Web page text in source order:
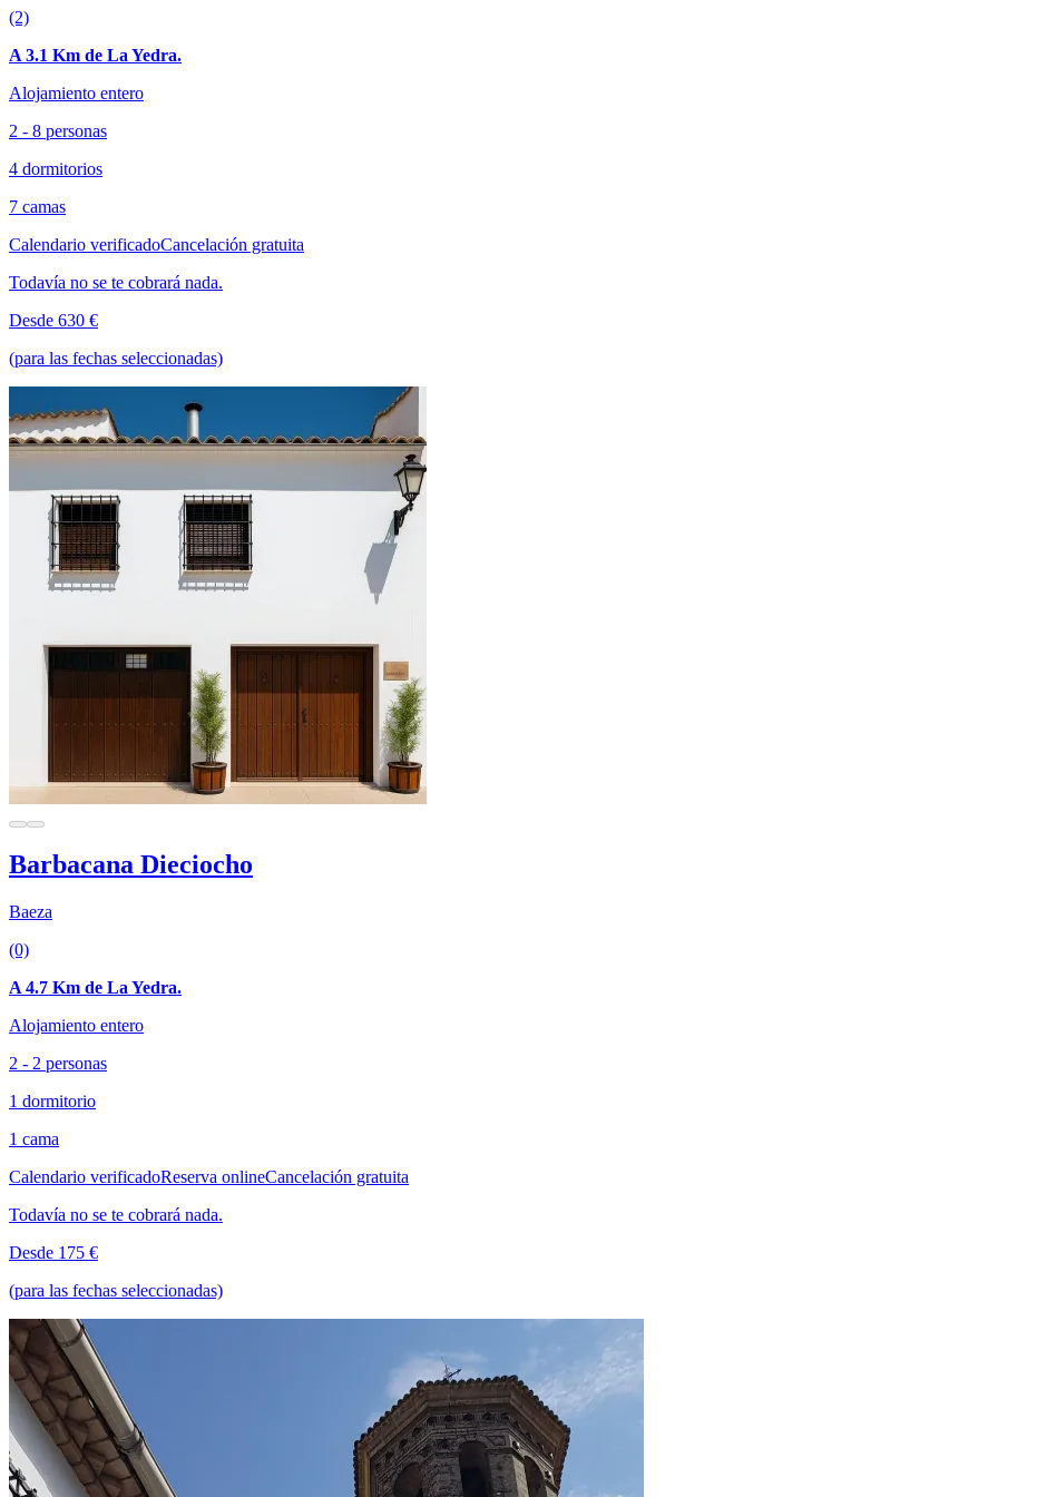
(2)
A 3.1 Km de La Yedra.
Alojamiento entero
2 - 8 personas
4 dormitorios
7 camas
Calendario verificadoCancelación gratuita
Todavía no se te cobrará nada.
Desde 630 €
(para las fechas seleccionadas)
Barbacana Dieciocho
Baeza
(0)
A 4.7 Km de La Yedra.
Alojamiento entero
2 - 2 personas
1 dormitorio
1 cama
Calendario verificadoReserva onlineCancelación gratuita
Todavía no se te cobrará nada.
Desde 175 €
(para las fechas seleccionadas)